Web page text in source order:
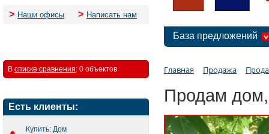
> Наши офисы > Написать нам
База предложений
В списке сравнения: 0 объектов
Есть клиенты:
Купить: Дом
Главная Продажа
Продам